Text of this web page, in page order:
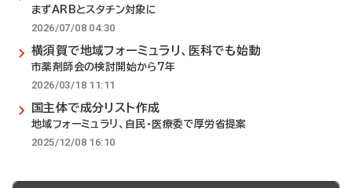
まずARBとスタチン対象に
2026/07/08 04:30
横須賀で地域フォーミュラリ、医科でも始動
市薬剤師会の検討開始から7年
2026/03/18 11:11
国主体で成分リスト作成
地域フォーミュラリ、自民・医療委で厚労省提案
2025/12/08 16:10